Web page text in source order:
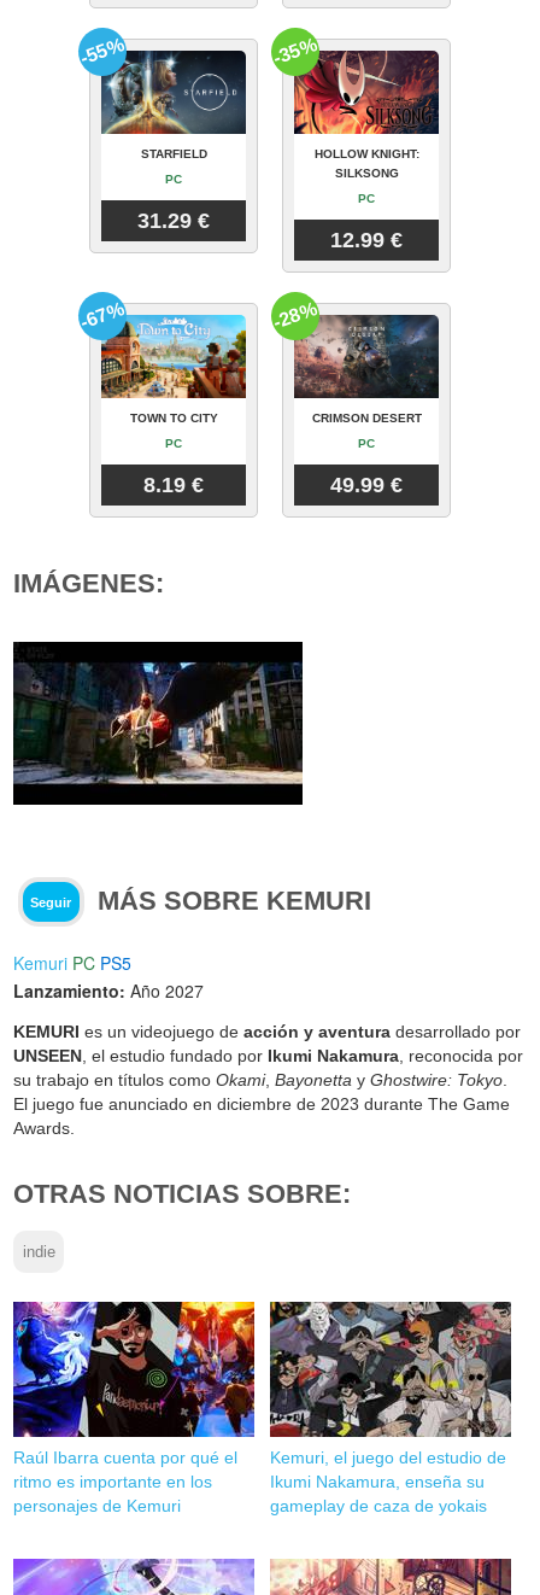
STARFIELD
PC
31.29 €
-55%
HOLLOW KNIGHT:
SILKSONG
PC
12.99 €
-35%
TOWN TO CITY
PC
8.19 €
-67%
CRIMSON DESERT
PC
49.99 €
-28%
IMÁGENES:
Seguir MÁS SOBRE KEMURI
Kemuri PC PS5
Lanzamiento: Año 2027
KEMURI es un videojuego deacción y aventura desarrollado por
UNSEEN , el estudio fundado por Ikumi Nakamura , reconocida por
su trabajo en títulos comoOkami,Bayonetta yGhostwire: Tokyo
El juego fue anunciado en diciembre de 2023 durante The Game
Awards.
OTRAS NOTICIAS SOBRE:
indie
Raúl Ibarra cuenta por qué el
ritmo es importante en los
personajes de Kemuri
Kemuri, el juego del estudio de
Ikumi Nakamura, enseña su
gameplay de caza de yokais